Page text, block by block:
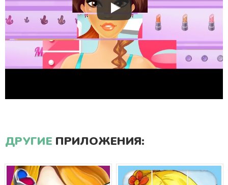
ДРУГИЕ ПРИЛОЖЕНИЯ: